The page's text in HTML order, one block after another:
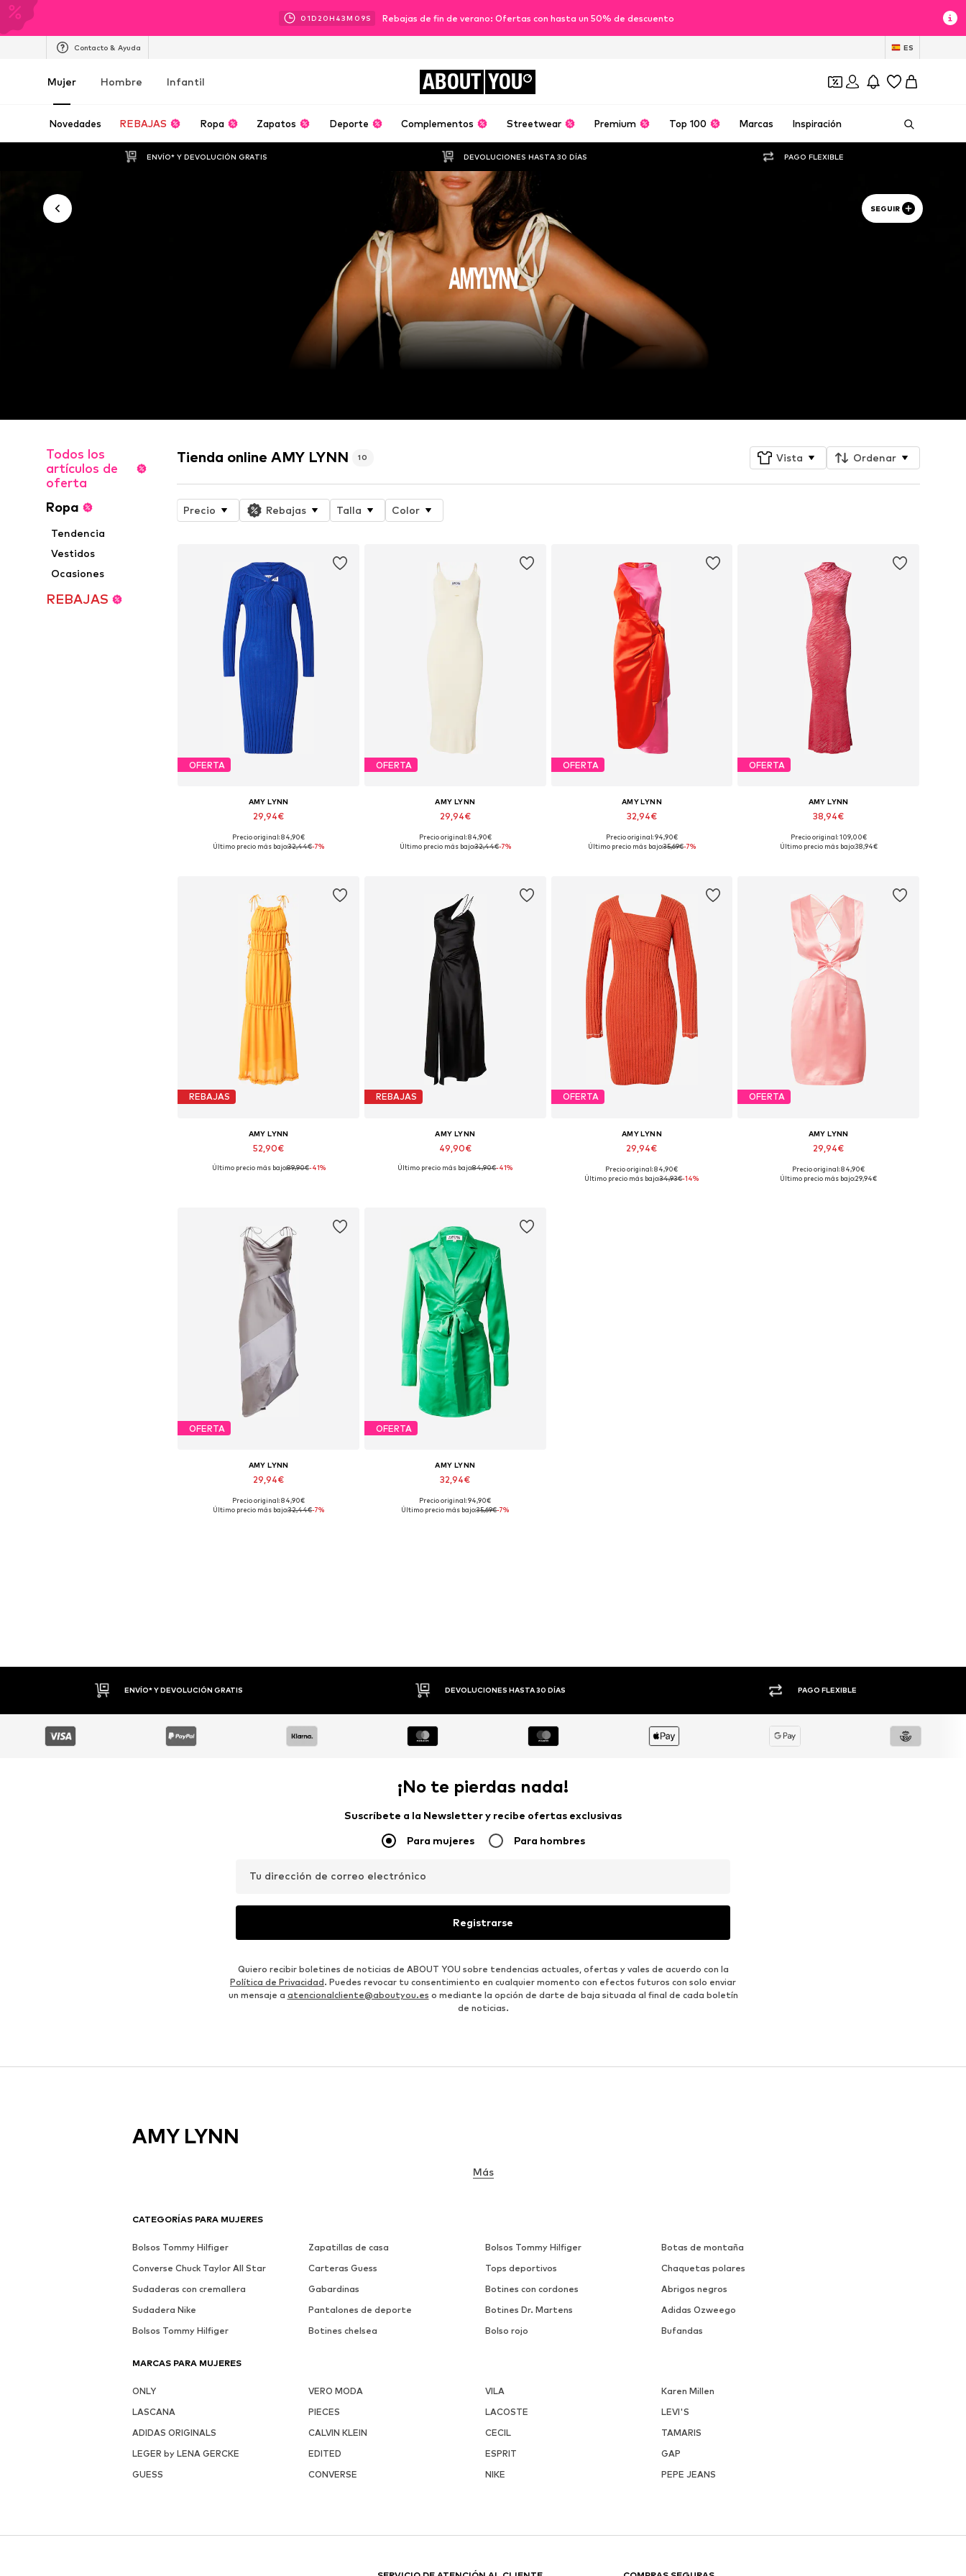
01D 20H 43M 08S Rebajas de fin de verano: Ofertas con hasta un 50% de descuento
Contacto & Ayuda ES
Mujer Hombre Infantil ABOUT YOU
Novedades REBAJAS Ropa Zapatos Deporte Complementos Streetwear Premium Top 100 Marcas Inspiración
ENVÍO* Y DEVOLUCIÓN GRATIS DEVOLUCIONES HASTA 30 DÍAS PAGO FLEXIBLE
SEGUIR
Todos los
artículos de
oferta
Ropa
Tendencia
Vestidos
Ocasiones
REBAJAS
Tienda online AMY LYNN 10 Vista Ordenar
Precio Rebajas Talla Color
OFERTA
AMY LYNN
29,94€
Tallas disponibles: 38, 42
Precio original: 84,90€
Último precio más bajo:32,44€-7%
OFERTA
AMY LYNN
29,94€
Tallas disponibles: M, L
Precio original: 84,90€
Último precio más bajo:32,44€-7%
OFERTA
AMY LYNN
32,94€
Tallas disponibles: 40, 42
Precio original: 94,90€
Último precio más bajo:35,69€-7%
OFERTA
AMY LYNN
38,94€
Tallas disponibles: 40, 42
Precio original: 109,00€
Último precio más bajo:38,94€
REBAJAS
AMY LYNN
52,90€
Tallas disponibles: 42
Último precio más bajo:89,90€-41%
REBAJAS
AMY LYNN
49,90€
Tallas disponibles: 40
Último precio más bajo:84,90€-41%
OFERTA
AMY LYNN
29,94€
Tallas disponibles: L
Precio original: 84,90€
Último precio más bajo:34,93€-14%
OFERTA
AMY LYNN
29,94€
Tallas disponibles: 42
Precio original: 84,90€
Último precio más bajo:29,94€
OFERTA
AMY LYNN
29,94€
Tallas disponibles: 42
Precio original: 84,90€
Último precio más bajo:32,44€-7%
OFERTA
AMY LYNN
32,94€
Tallas disponibles: 42
Precio original: 94,90€
Último precio más bajo:35,69€-7%
DEVOLUCIONES HASTA 30 DÍAS PAGO FLEXIBLE +1.000 MARCAS
¡No te pierdas nada!
Suscríbete a la Newsletter y recibe ofertas exclusivas
Para mujeres Para hombres
Tu dirección de correo electrónico
Registrarse
Quiero recibir boletines de noticias de ABOUT YOU sobre tendencias actuales, ofertas y vales de acuerdo con la
Política de Privacidad. Puedes revocar tu consentimiento en cualquier momento con efectos futuros con solo enviar
un mensaje a atencionalcliente@aboutyou.es o mediante la opción de darte de baja situada al final de cada boletín
de noticias.
CATEGORÍAS PARA MUJERES
Bolsos Tommy Hilfiger Zapatillas de casa Bolsos Tommy Hilfiger
Botas de montaña
Converse Chuck Taylor All Star
Carteras Guess Tops deportivos
Chaquetas polares
Sudaderas con cremallera
Gabardinas Botines con cordones
Abrigos negros
Sudadera Nike
Pantalones de deporte Botines Dr. Martens
Adidas Ozweego
Bolsos Tommy Hilfiger
Botines chelsea Bolso rojo Bufandas
MARCAS PARA MUJERES
ONLY VERO MODA VILA
Karen Millen
LASCANA
PIECES LACOSTE
LEVI'S
ADIDAS ORIGINALS
CALVIN KLEIN CECIL
TAMARIS
LEGER by LENA GERCKE
EDITED ESPRIT
GAP
GUESS
CONVERSE NIKE PEPE JEANS
AMY LYNN
Más